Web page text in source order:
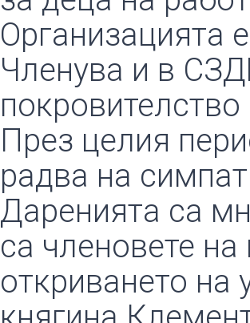
Организацията
Членува и в
През целия
радва на
Даренията са
са членовете
откриването на